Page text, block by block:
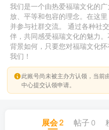
我们是一个由热爱福瑞文化的
放、平等和包容的理念。在这
并参与社群交流。 通过各种社
伴，共同感受福瑞文化的魅力
背景如何，只要您对福瑞文化
我们！
此账号尚未被主办方认领，当前
中心提交认领申请。
展会2 帖子 0